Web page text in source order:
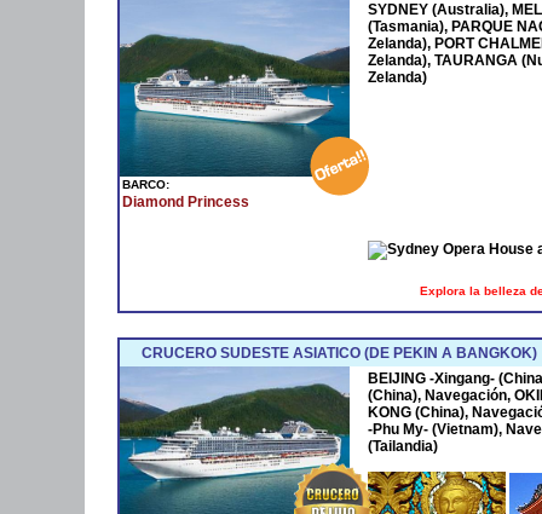
BARCO:
Diamond Princess
SYDNEY (Australia),
(Tasmania), PARQUE
Zelanda), PORT
Zelanda), TAURANGA
Zelanda)
Explora la belleza
CRUCERO SUDESTE ASIATICO (DE PEKIN A BANGKOK)
BEIJING -Xingang-
(China), Navegación,
KONG (China),
-Phu My- (Vietnam),
(Tailandia)